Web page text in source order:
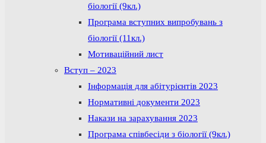
біології (9кл.)
Програма вступних випробувань з
біології (11кл.)
Мотиваційний лист
Вступ – 2023
Інформація для абітурієнтів 2023
Нормативні документи 2023
Накази на зарахування 2023
Програма співбесіди з біології (9кл.)